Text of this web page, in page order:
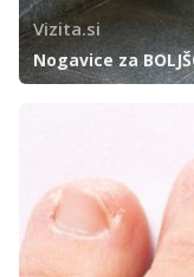
Vizita.si
Nogavice za